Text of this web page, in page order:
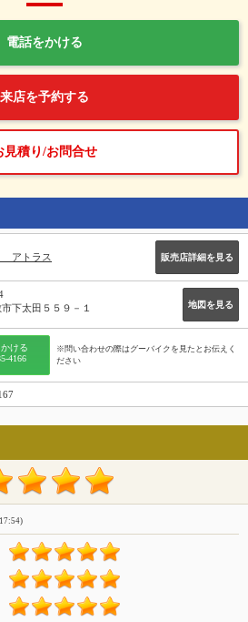
電話をかける
来店を予約する
見積り/お問合せ
アトラス
販売店詳細を見る
地図を見る
下太田５５９－１
ける
4166
※問い合わせの際はグーバイクを見たとお伝えく
ださい